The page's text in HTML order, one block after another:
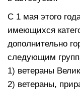
С 1 мая этого
имеющихся
дополнительно
следующим
1) ветераны
2) ветераны,